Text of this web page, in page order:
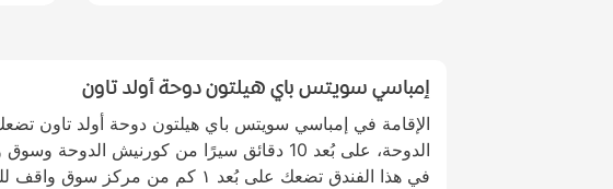
إمباسي سويتس باي هيلتون دوحة أولد تاون
الإقامة في إمباسي سويتس باي هيلتون دوحة أولد تاون
الدوحة، على بُعد 10 دقائق سيرًا من كورنيش الدوحة